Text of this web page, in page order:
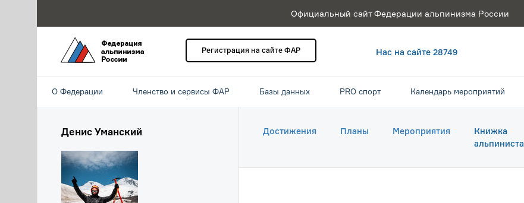
Официальный сайт Федерации альпинизма России
Регистрация на сайте ФАР Нас на сайте 28749
О Федерации Членство и сервисы ФАР Базы данных PRO спорт Календарь мероприятий
Денис Уманский Достижения Планы Мероприятия
Книжка
альпиниста